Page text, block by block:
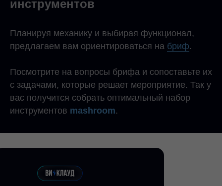
инструментов
Планируя механику и выбирая функционал,
предлагаем вам ориентироваться на бриф.
Посмотрите на вопросы брифа и сопоставьте их
с задачами, которые решает мероприятие. Так у
вас получится собрать оптимальный набор
инструментов mashroom.